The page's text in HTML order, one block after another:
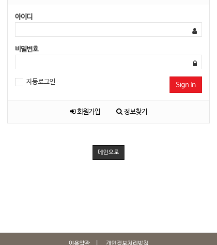
아이디
비밀번호
자동로그인 Sign In
회원가입 정보찾기
메인으로
이용약관 개인정보처리방침